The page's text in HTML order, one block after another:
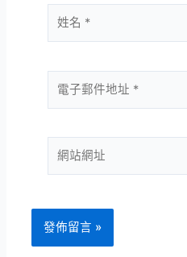
名
子
件
地
址
站